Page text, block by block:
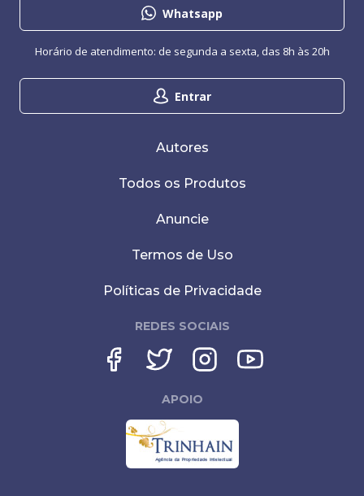
Whatsapp
Entrar
Horário de atendimento: de segunda a sexta, das 8h às 20h
Autores
Todos os Produtos
Anuncie
Termos de Uso
Políticas de Privacidade
REDES SOCIAIS
APOIO